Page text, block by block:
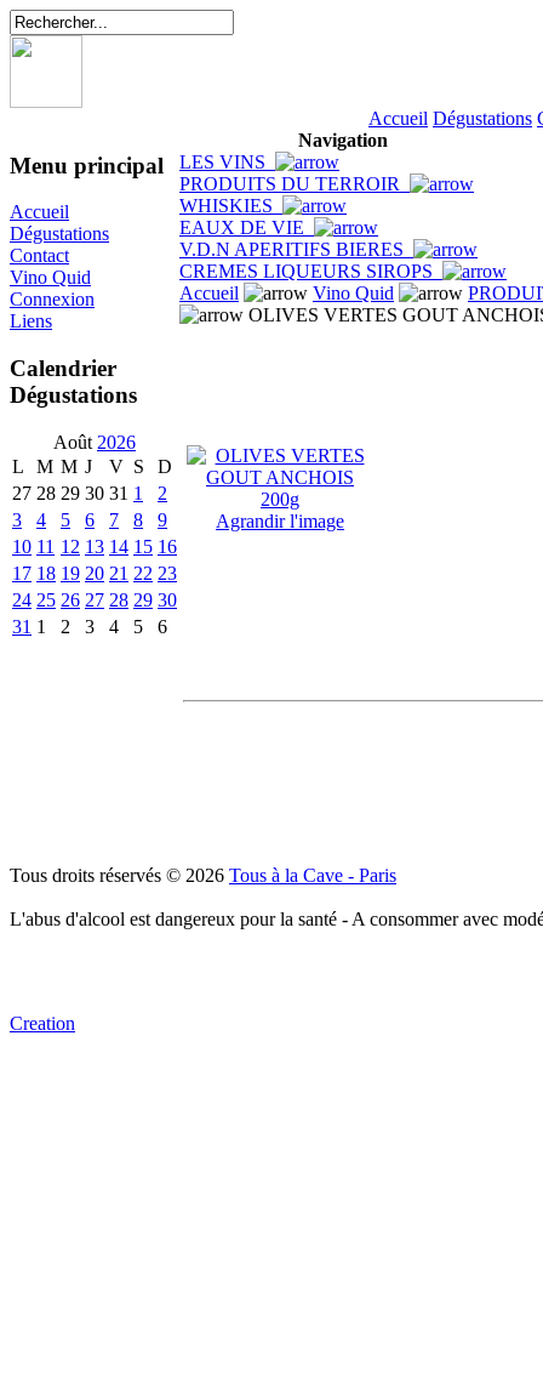
Accueil Dégustations
Menu principal
Accueil
Dégustations
Contact
Vino Quid
Connexion
Liens
Calendrier
Dégustations
Août 2026
L
M M J V S
D
27 28 29 30 31 1
2
3
4 5 6 7 8
9
10 11 12 13 14 15 16
17 18 19 20 21 22 23
24 25 26 27 28 29 30
31 1 2 3 4 5 6
Navigation
LES VINS
PRODUITS DU TERROIR
WHISKIES
EAUX DE VIE
V.D.N APERITIFS BIERES
CREMES LIQUEURS SIROPS
Accueil
Vino Quid
OLIVES VERTES GOUT
Agrandir l'image
Tous droits réservés © 2026 Tous à la Cave - Paris
L'abus d'alcool est dangereux pour la santé - A consommer avec
Creation